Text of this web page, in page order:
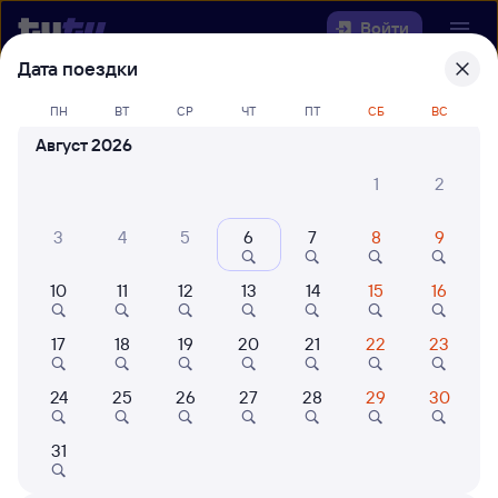
Войти
Выберите день, чтобы найтиж/д
билеты Касторная-Новая — Усмань
42 млн путешествуют с
Когда
Кто едет
Дата поездки
ПН ВТ СР ЧТ ПТ СБ ВС
Август 2026
1
2
3 4 5 6 7 8 9
10 11 12 13 14 15 16
17 18 19 20 21 22 23
24 25 26 27 28 29 30
31